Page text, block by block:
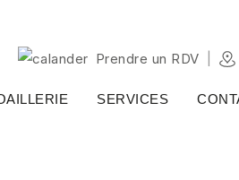
Prendre un RDV
SERVICES